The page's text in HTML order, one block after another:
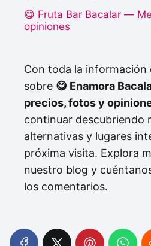
😋 Fruta Bar Bacalar —
opiniones
Con toda la información
sobre 😋 Enamora
precios, fotos y
continuar descubriendo
alternativas y lugares
próxima visita. Explora
nuestro blog y
los comentarios.